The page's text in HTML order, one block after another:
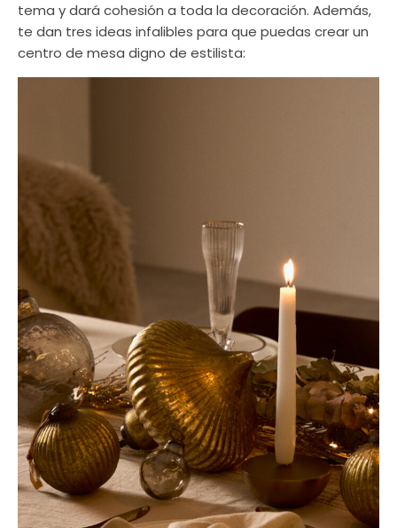
tema y dará cohesión a toda la decoración. Además,
te dan tres ideas infalibles para que puedas crear un
centro de mesa digno de estilista: